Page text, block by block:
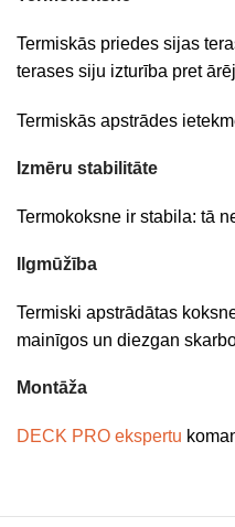
Termiskās priedes sijas
terases siju izturība pret
Termiskās apstrādes
Izmēru stabilitāte
Termokoksne ir stabila: tā
Ilgmūžība
Termiski apstrādātas
mainīgos un diezgan
Montāža
DECK PRO ekspertu